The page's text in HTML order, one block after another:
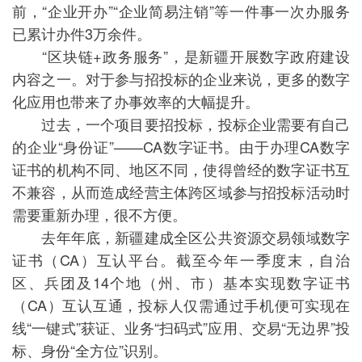
前，“企业开办”“企业简易注销”等一件事一次办服务
已累计办件3万余件。
“区块链+政务服务”，是新疆开展数字政府建设
内容之一。对于参与招投标的企业来说，更多的数字
化应用也带来了办事效率的大幅提升。
过去，一个项目要招投标，投标企业需要有自己
的企业“身份证”——CA数字证书。由于办理CA数字
证书的机构不同、地区不同，使得曾经的数字证书互
不兼容，从而造成经营主体跨区域参与招投标活动时
需要重新办理，很不方便。
去年年底，新疆建成全区公共资源交易领域数字
证书（CA）互认平台。截至今年一季度末，自治
区、兵团及14个地（州、市）基本实现数字证书
（CA）互认互通，投标人仅需通过手机便可实现在
线“一键式”获证、业务“扫码式”应用、交易“无边界”投
标、身份“全方位”识别。